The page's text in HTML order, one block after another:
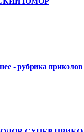
- рубрика приколов